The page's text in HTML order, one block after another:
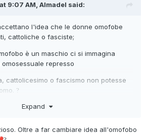
9:07 AM, Almadel said:
l'idea che le donne omofobe
cattoliche o fasciste;
è un maschio ci si immagina
represso
cattolicesimo o fascismo non potesse
?
Expand
Oltre a far cambiare idea all'omofobo